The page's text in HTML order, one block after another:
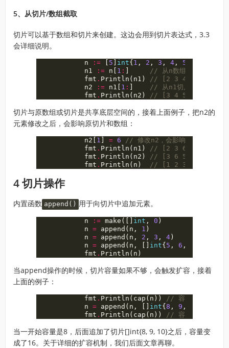
5、从切片/数组截取
切片可以基于数组和切片来创建。这边会用到切片表达式，3.3
会详细说明。
n := 5 int{ 1 , 2 , 3 , 4 , 5
n1
:= n 1 :
// 从n数组中截取
fmt . Println ( n1 )
// [2 3 4 5]
n2
:= n1 1 :
// 从n1切片中截取
fmt . Println ( n2 ) // [3 4 5]
切片与原数组或切片是共享底层空间的，接着上面例子，把n2的
元素修改之后，会影响原切片和数组：
n2 1 = 6
// 修改n2，会影响原切片和数组
fmt . Println ( n1 )
// [2 3 6 5]
fmt . Println ( n2 )
// [3 6 5]
fmt . Println ( n ) // [1 2 3 6 5]
4 切片操作
内置函数 append() 用于向切片中追加元素。
n := make ([] int , 0 )
n = append ( n , 1 )
n = append ( n , 2 , 3 , 4 )
n = append ( n , int{ 5 , 6 ,
fmt . Println ( n )
当append操作的时候，切片容量如果不够，会触发扩容，接着
上面的例子：
fmt . Println ( cap ( n ))
// 容量等于8
n = append ( n , int{ 8 , 9 ,
fmt . Println ( cap ( n )) // 容量等于16，发
当一开始容量是8，后面追加了切片[]int{8, 9, 10}之后，容量变
成了16。关于详细的扩容机制，我们后面文章再聊。